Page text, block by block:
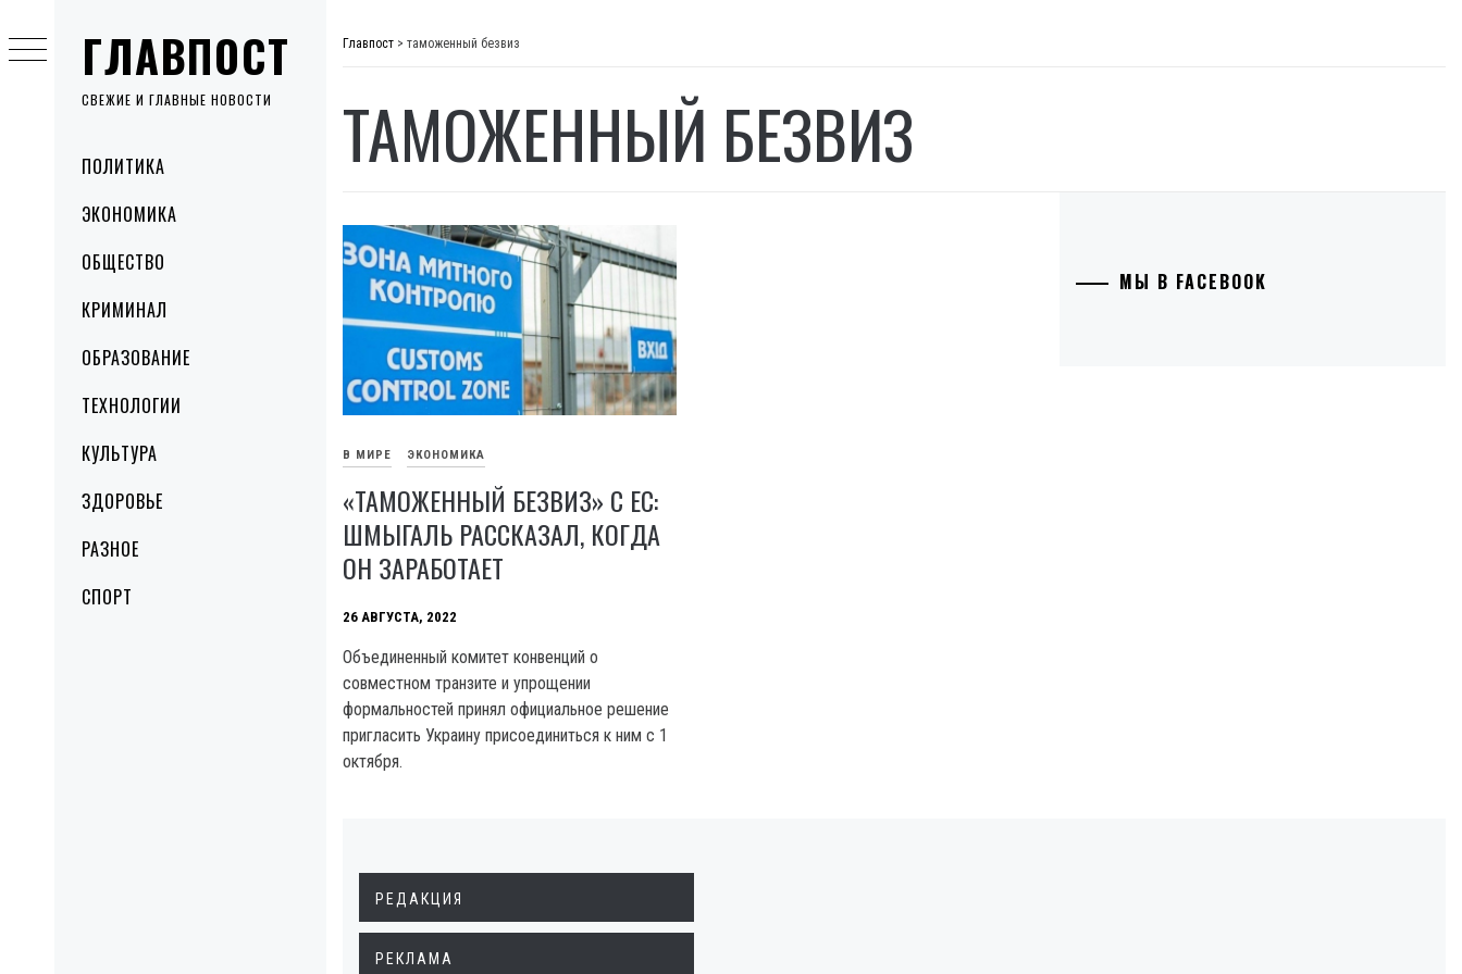
ГЛАВПОСТ
СВЕЖИЕ И ГЛАВНЫЕ НОВОСТИ
MenuПОЛИТИКА
ЭКОНОМИКА
ОБЩЕСТВО
КРИМИНАЛ
ОБРАЗОВАНИЕ
ТЕХНОЛОГИИ
КУЛЬТУРА
ЗДОРОВЬЕ
РАЗНОЕ
СПОРТ
to
content
Главпост > таможенный безвиз
ТАМОЖЕННЫЙ БЕЗВИЗ
В МИРЕ ЭКОНОМИКА
«ТАМОЖЕННЫЙ БЕЗВИЗ» С ЕС:
ШМЫГАЛЬ РАССКАЗАЛ, КОГДА
ОН ЗАРАБОТАЕТ
26 АВГУСТА, 2022
Объединенный комитет конвенций о
совместном транзите и упрощении
формальностей принял официальное решение
пригласить Украину присоединиться к ним с 1
октября.
МЫ В FACEBOOK
РЕДАКЦИЯ
РЕКЛАМА